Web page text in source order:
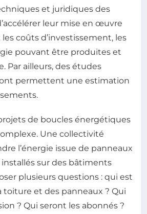
et juridiques des
leur mise en œuvre
coûts d’investissement, les
pouvant être produites et
Par ailleurs, des études
permettent une estimation
de boucles énergétiques
Une collectivité
l’énergie issue de panneaux
sur des bâtiments
plusieurs questions : qui est
toiture et des panneaux ? Qui
? Qui seront les abonnés ?